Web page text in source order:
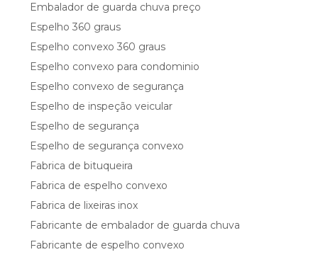
Embalador de guarda chuva preço
Espelho 360 graus
Espelho convexo 360 graus
Espelho convexo para condominio
Espelho convexo de segurança
Espelho de inspeção veicular
Espelho de segurança
Espelho de segurança convexo
Fabrica de bituqueira
Fabrica de espelho convexo
Fabrica de lixeiras inox
Fabricante de embalador de guarda chuva
Fabricante de espelho convexo